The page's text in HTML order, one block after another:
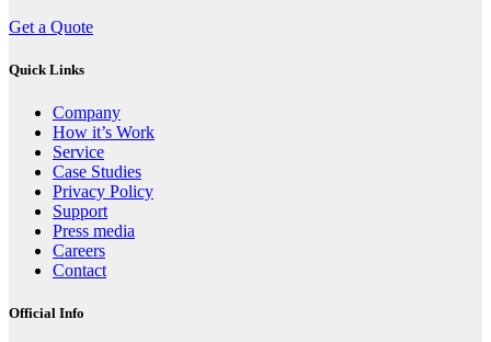
Get a Quote
Quick Links
Company
How it’s Work
Service
Case Studies
Privacy Policy
Support
Press media
Careers
Contact
Official Info